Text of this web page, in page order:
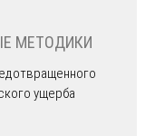
МЕТОДИКИ
ущерба